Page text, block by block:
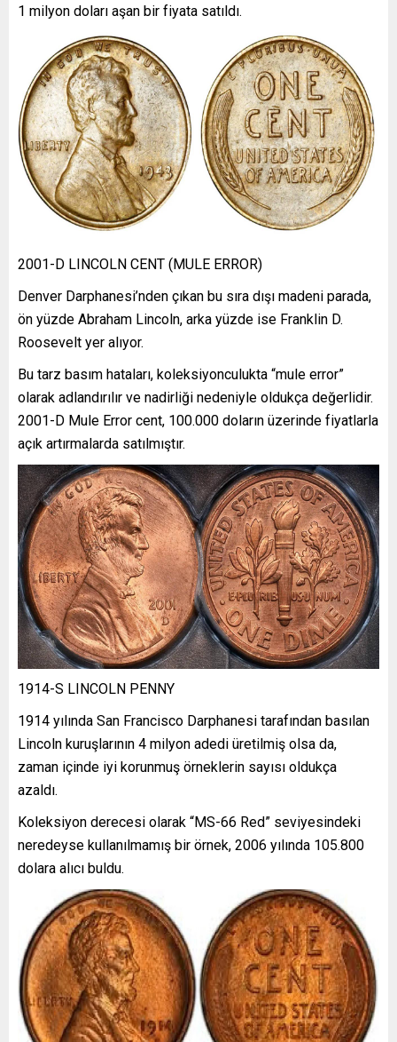
1 milyon doları aşan bir fiyata satıldı.
2001-D LINCOLN CENT (MULE ERROR)
Denver Darphanesi’nden çıkan bu sıra dışı madeni parada,
ön yüzde Abraham Lincoln, arka yüzde ise Franklin D.
Roosevelt yer alıyor.
Bu tarz basım hataları, koleksiyonculukta “mule error”
olarak adlandırılır ve nadirliği nedeniyle oldukça değerlidir.
2001-D Mule Error cent, 100.000 doların üzerinde fiyatlarla
açık artırmalarda satılmıştır.
1914-S LINCOLN PENNY
1914 yılında San Francisco Darphanesi tarafından basılan
Lincoln kuruşlarının 4 milyon adedi üretilmiş olsa da,
zaman içinde iyi korunmuş örneklerin sayısı oldukça
azaldı.
Koleksiyon derecesi olarak “MS-66 Red” seviyesindeki
neredeyse kullanılmamış bir örnek, 2006 yılında 105.800
dolara alıcı buldu.